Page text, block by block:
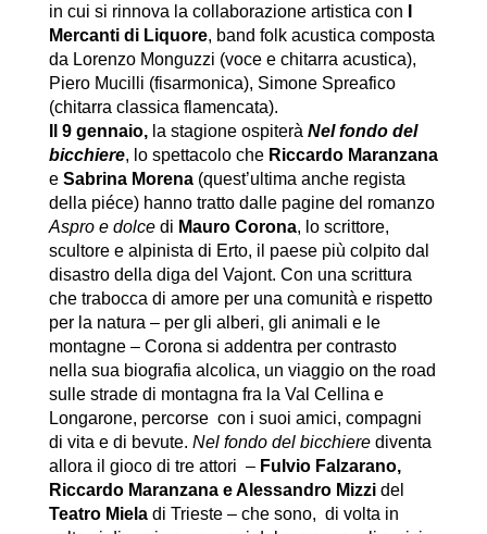
in cui si rinnova la collaborazione artistica con
Mercanti di Liquore, band folk acustica composta
da Lorenzo Monguzzi (voce e chitarra acustica),
Piero Mucilli (fisarmonica), Simone Spreafico
(chitarra classica flamencata).
Il 9 gennaio, la stagione ospiterà Nel fondo del
bicchiere, lo spettacolo che Riccardo Maranzana
e Sabrina Morena(quest’ultima anche regista
della piéce) hanno tratto dalle pagine del romanzo
Aspro e dolce di Mauro Corona, lo scrittore,
scultore e alpinista di Erto, il paese più colpito dal
disastro della diga del Vajont. Con una scrittura
che trabocca di amore per una comunità e rispetto
per la natura – per gli alberi, gli animali e le
montagne – Corona si addentra per contrasto
nella sua biografia alcolica, un viaggio on the road
sulle strade di montagna fra la Val Cellina e
Longarone, percorse con i suoi amici, compagni
di vita e di bevute. Nel fondo del bicchierediventa
allora il gioco di tre attori – Fulvio Falzarano,
Riccardo Maranzana e Alessandro Mizzidel
Teatro Mieladi Trieste – che sono, di volta in